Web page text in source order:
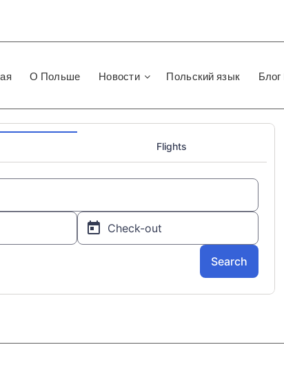
О Польше Новости Польский язык Блог